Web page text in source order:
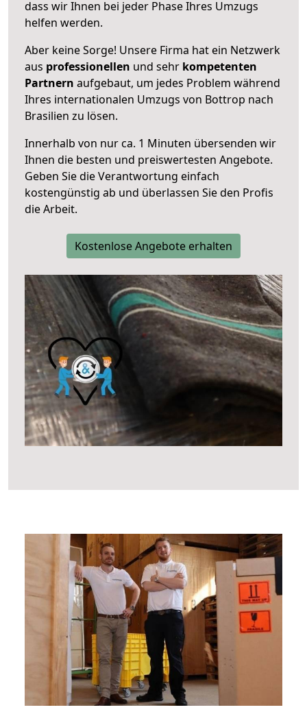
dass wir Ihnen bei jeder Phase Ihres Umzugs
helfen werden.
Aber keine Sorge! Unsere Firma hat ein Netzwerk
aus professionellen und sehr kompetenten
Partnern aufgebaut, um jedes Problem während
Ihres internationalen Umzugs von Bottrop nach
Brasilien zu lösen.
Innerhalb von nur ca. 1 Minuten übersenden wir
Ihnen die besten und preiswertesten Angebote.
Geben Sie die Verantwortung einfach
kostengünstig ab und überlassen Sie den Profis
die Arbeit.
Kostenlose Angebote erhalten